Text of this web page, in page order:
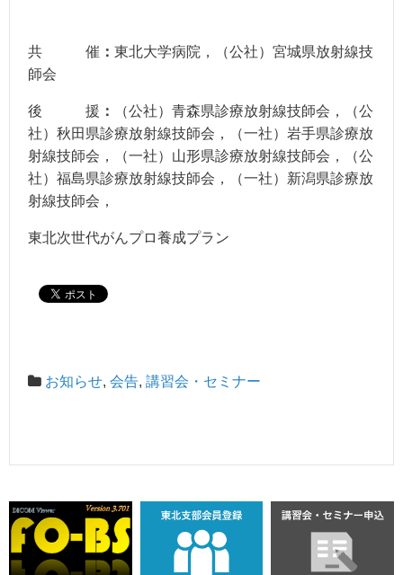
共 催 ： 東北大学病院，（公社）宮城県放射線技
師会
後 援 ：
（公社）青森県診療放射線技師会，（公
社）秋田県診療放射線技師会，（一社）岩手県診療放
射線技師会，
（一社）山形県診療放射線技師会，（公
社）福島県診療放射線技師会，（一社）新潟県診療放
射線技師会，
東北次世代がんプロ養成プラン
お知らせ, 会告, 講習会・セミナー